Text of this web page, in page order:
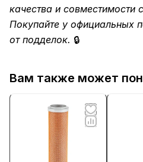
качества и совместимости
Покупайте у официальных
от подделок. 🔒
Вам также может